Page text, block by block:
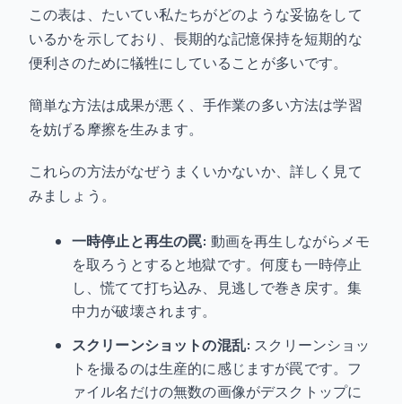
この表は、たいてい私たちがどのような妥協をして
いるかを示しており、長期的な記憶保持を短期的な
便利さのために犠牲にしていることが多いです。
簡単な方法は成果が悪く、手作業の多い方法は学習
を妨げる摩擦を生みます。
これらの方法がなぜうまくいかないか、詳しく見て
みましょう。
一時停止と再生の罠: 動画を再生しながらメモ
を取ろうとすると地獄です。何度も一時停止
し、慌てて打ち込み、見逃しで巻き戻す。集
中力が破壊されます。
スクリーンショットの混乱: スクリーンショッ
トを撮るのは生産的に感じますが罠です。フ
ァイル名だけの無数の画像がデスクトップに